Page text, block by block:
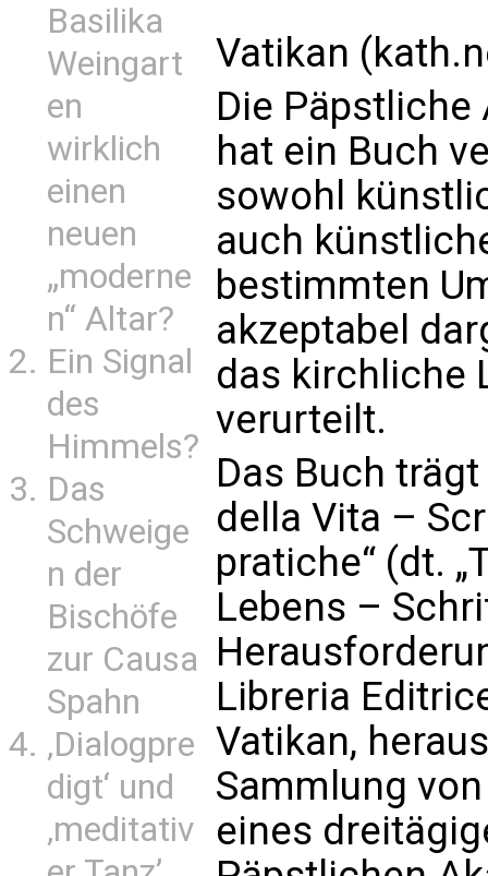
Basilika
Weingart
en
wirklich
einen
neuen
„moderne
n“ Altar?
Ein Signal
des
Himmels?
Das
Schweige
n der
Bischöfe
zur Causa
Spahn
‚Dialogpre
digt‘ und
‚meditativ
Vatikan
Die
hat ein Buch
sowohl
auch
bestimmten
akzeptabel
das kirchliche
verurteilt.
Das Buch
della Vita –
pratiche“ (dt.
Lebens –
Libreria
Vatikan,
Sammlung
eines